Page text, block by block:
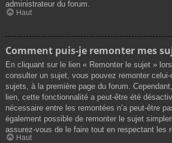
administrateur du forum.
Haut
Comment puis-je remonter mes
En cliquant sur le lien « Remonter le sujet »
consulter un sujet, vous pouvez remonter
sujets, à la première page du forum.
lien, cette fonctionnalité a peut-être été
nécessaire entre les remontées n’a peut-être
également possible de remonter le sujet
assurez-vous de le faire tout en respectant les
Haut